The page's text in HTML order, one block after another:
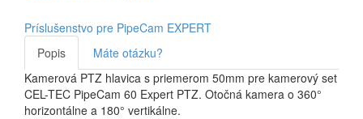
Príslušenstvo pre PipeCam EXPERT
Popis
Máte otázku?
Kamerová PTZ hlavica s priemerom 50mm pre kamerový set
CEL-TEC PipeCam 60 Expert PTZ. Otočná kamera o 360°
horizontálne a 180° vertikálne.